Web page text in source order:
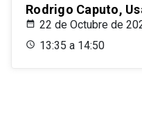
Rodrigo Caputo,
22 de Octubre de
13:35 a 14:50